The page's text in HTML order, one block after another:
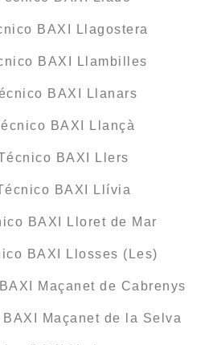
BAXI Llagostera
BAXI Llambilles
BAXI Llanars
BAXI Llançà
BAXI Llers
BAXI Llívia
BAXI Lloret de Mar
BAXI Llosses (Les)
Maçanet de Cabrenys
Maçanet de la Selva